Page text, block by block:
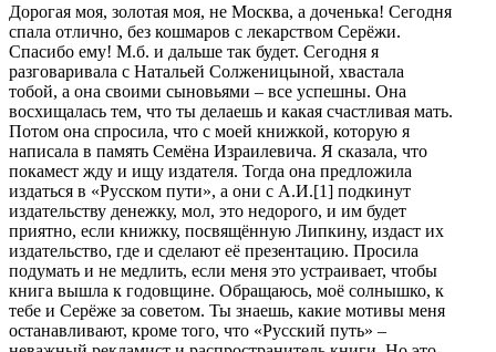
Дорогая моя, золотая моя, не Москва, а доченька! Сегодня
спала отлично, без кошмаров с лекарством Серёжи.
Спасибо ему! М.б. и дальше так будет. Сегодня я
разговаривала с Натальей Солженицыной, хвастала
тобой, а она своими сыновьями – все успешны. Она
восхищалась тем, что ты делаешь и какая счастливая мать.
Потом она спросила, что с моей книжкой, которую я
написала в память Семёна Израилевича. Я сказала, что
покамест жду и ищу издателя. Тогда она предложила
издаться в «Русском пути», а они с А.И.[1] подкинут
издательству денежку, мол, это недорого, и им будет
приятно, если книжку, посвящённую Липкину, издаст их
издательство, где и сделают её презентацию. Просила
подумать и не медлить, если меня это устраивает, чтобы
книга вышла к годовщине. Обращаюсь, моё солнышко, к
тебе и Серёже за советом. Ты знаешь, какие мотивы меня
останавливают, кроме того, что «Русский путь» –